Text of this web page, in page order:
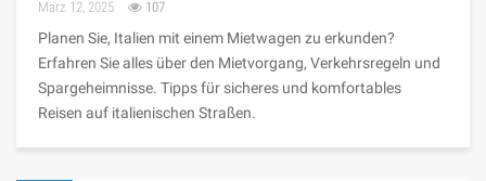
März 12, 2025 107
Planen Sie, Italien mit einem Mietwagen zu erkunden?
Erfahren Sie alles über den Mietvorgang, Verkehrsregeln und
Spargeheimnisse. Tipps für sicheres und komfortables
Reisen auf italienischen Straßen.